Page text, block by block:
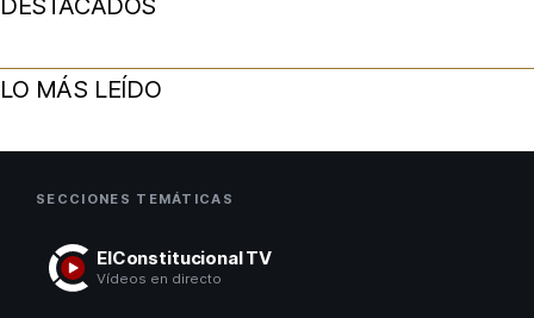
DESTACADOS
LO MÁS LEÍDO
SECCIONES TEMÁTICAS
ElConstitucional TV
Vídeos en directo